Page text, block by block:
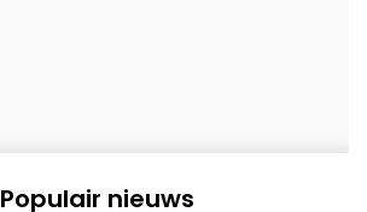
Populair nieuws